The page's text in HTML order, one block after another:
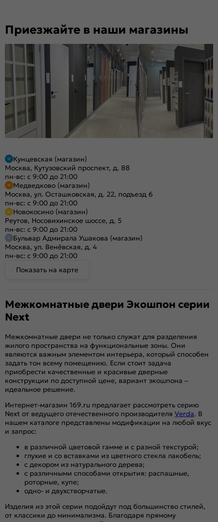
Приезжайте в наши магазины
Кунцевская (магазин)
Москва, Кутузовский проспект, д. 88
пн-вс: с 9:00 до 21:00
Медведково (магазин)
Москва, ул. Осташковская, д. 22, подъезд 6
пн-вс: с 9:00 до 21:00
Новокосино (магазин)
Реутов, Носовихинское шоссе, д. 5
пн-вс: с 9:00 до 21:00
Бульвар Адмирала Ушакова (магазин)
Москва, ул. Венёвская, д. 4
пн-вс: с 9:00 до 21:00
Показать на карте
Межкомнатные двери Экошпон серии
Next
Межкомнатные двери не только служат для разделения
жилого пространства на функциональные зоны. Они
являются важным элементом интерьера, который способен
задать тон всему помещению. Если стоит задача
приобрести качественные и красивые дверные
конструкции по доступной цене, вариант экошпона –
идеальное решение.
Интернет-магазин 169.ru предлагает рассмотреть серию
Next от ведущего отечественного производителя Verda. В
нашем каталоге представлены модификации на любой вкус
и запрос:
в различной цветовой гамме и с разной текстурой;
глухие и со вставками из цветного стекла лакобель;
с декором из натурального дерева;
с различными способами открытия: распашные,
роторные, купе;
одно- и двухстворчатые.
Изделия из этой серии подойдут под большинство стилей,
от классики до минимализма. Благодаря прямому